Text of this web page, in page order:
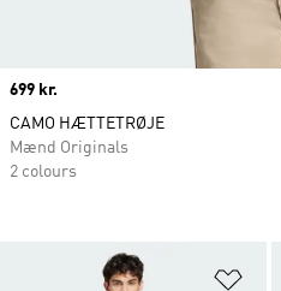
Price
699 kr.
CAMO HÆTTETRØJE
Mænd Originals
2 colours